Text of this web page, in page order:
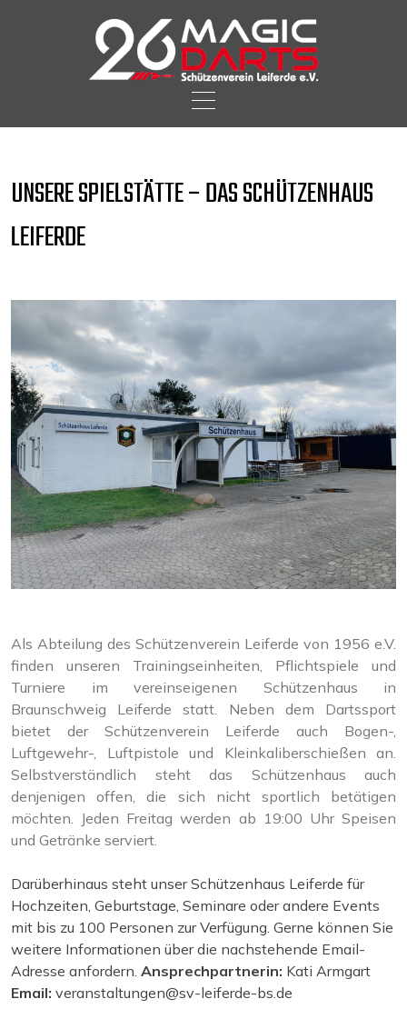
content
UNSERE SPIELSTÄTTE – DAS SCHÜTZENHAUS
LEIFERDE
Als Abteilung des Schützenverein Leiferde von 1956 e.V.
finden unseren Trainingseinheiten, Pflichtspiele und
Turniere im vereinseigenen Schützenhaus in
Braunschweig Leiferde statt. Neben dem Dartssport
bietet der Schützenverein Leiferde auch Bogen-,
Luftgewehr-, Luftpistole und Kleinkaliberschießen an.
Selbstverständlich steht das Schützenhaus auch
denjenigen offen, die sich nicht sportlich betätigen
möchten. Jeden Freitag werden ab 19:00 Uhr Speisen
und Getränke serviert.
Darüberhinaus steht unser Schützenhaus Leiferde für
Hochzeiten, Geburtstage, Seminare oder andere Events
mit bis zu 100 Personen zur Verfügung. Gerne können Sie
weitere Informationen über die nachstehende Email-
Adresse anfordern. Ansprechpartnerin: Kati Armgart
Email: veranstaltungen@sv-leiferde-bs.de